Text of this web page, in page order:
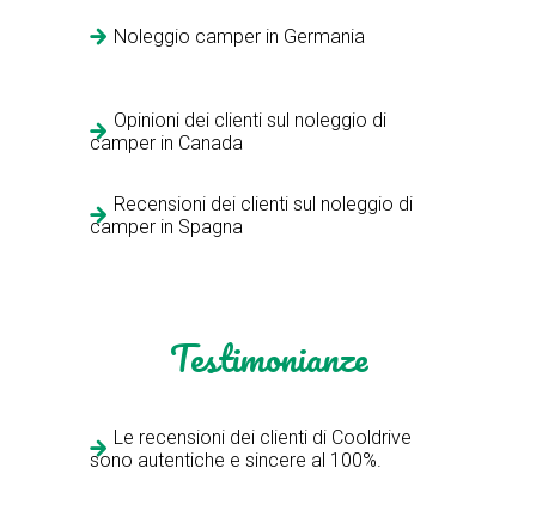
Noleggio camper in Germania
Opinioni dei clienti sul noleggio di
camper in Canada
Recensioni dei clienti sul noleggio di
camper in Spagna
Testimonianze
Le recensioni dei clienti di Cooldrive
sono autentiche e sincere al 100%.